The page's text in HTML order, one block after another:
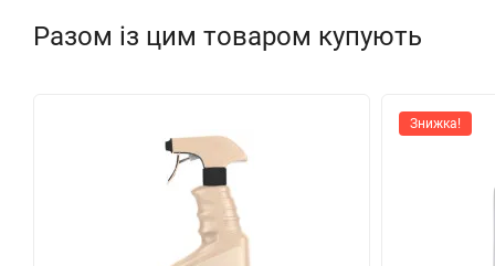
Разом із цим товаром купують
Знижка!